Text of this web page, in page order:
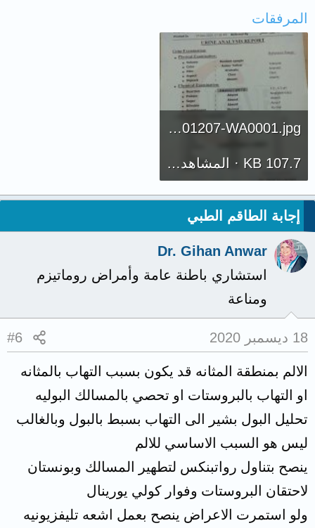
المرفقات
IMG-20201207-WA0001.jpg
107.7 KB · المشاهدات: 260
إجابة الطاقم الطبي
Dr. Gihan Anwar
استشاري باطنة عامة وأمراض روماتيزم
ومناعة
18 ديسمبر 2020 #6
الالم بمنطقة المثانه قد يكون بسبب التهاب بالمثانه
او التهاب بالبروستات او تحصي بالمسالك البوليه
تحليل البول بشير الى التهاب بسبط بالبول وبالغالب
ليس هو السبب الاساسي للالم
ينصح بتناول رواتبنكس لتطهير المسالك وبونستان
لاحتقان البروستات وفوار كولي يورينال
ولو استمرت الاعراض ينصح بعمل اشعه تليفزيونيه